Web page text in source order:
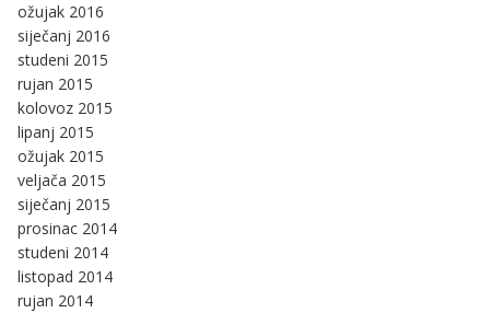
ožujak 2016
siječanj 2016
studeni 2015
rujan 2015
kolovoz 2015
lipanj 2015
ožujak 2015
veljača 2015
siječanj 2015
prosinac 2014
studeni 2014
listopad 2014
rujan 2014